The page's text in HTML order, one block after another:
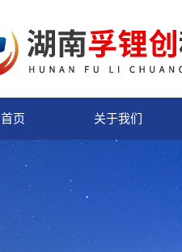
首页 关于我们